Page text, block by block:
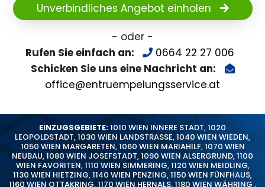
Unverbindliches Angebot einholen
- oder -
Rufen Sie einfach an:
0664 22 27 006
Schicken Sie uns eine Nachricht an:
office@entruempelungsservice.at
EINZUGSGEBIETE:1010 WIEN INNERE STADT,1020
LEOPOLDSTADT,1030 WIEN LANDSTRASSE,1040 WIEN WIEDEN,
1050 WIEN MARGARETEN,1060 WIEN MARIAHILF,1070 WIEN
NEUBAU,1080 WIEN JOSEFSTADT,1090 WIEN ALSERGRUND,1100
WIEN FAVORITEN,1110 WIEN SIMMERING,1120 WIEN MEIDLING,
1130 WIEN HIETZING,1140 WIEN PENZING,1150 WIEN FÜNFHAUS,
1160 WIEN OTTAKRING,1170 WIEN HERNALS,1180 WIEN WÄHRING ,